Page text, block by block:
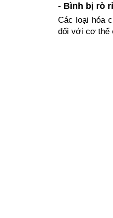
- Bình bị rò
Các loại hóa
đối với cơ thể